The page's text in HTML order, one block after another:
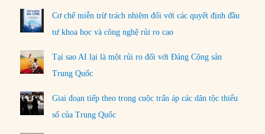
Cơ chế miễn trừ trách nhiệm đối với các quyết định đầu
tư khoa học và công nghệ rủi ro cao
Tại sao AI lại là một rủi ro đối với Đảng Cộng sản
Trung Quốc
Giai đoạn tiếp theo trong cuộc trấn áp các dân tộc thiểu
số của Trung Quốc